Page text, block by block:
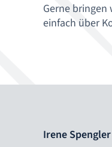
Gerne
einfach über
Irene Spengler